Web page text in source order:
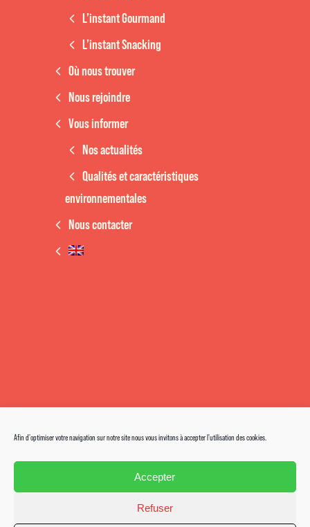
Afin d'optimiser votre navigation sur notre site nous vous invitons à accepter l'utilisation des cookies.
Accepter
Refuser
L’instant Gourmand
L’instant Snacking
Où nous trouver
Nous rejoindre
Vous informer
Nos actualités
Qualités et caractéristiques
environnementales
Nous contacter